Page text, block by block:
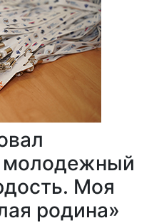
молодежный
Моя
родина»